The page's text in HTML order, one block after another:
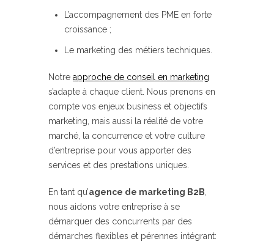
L’accompagnement des PME en forte
croissance ;
Le marketing des métiers techniques.
Notre approche de conseil en marketing
s’adapte à chaque client. Nous prenons en
compte vos enjeux business et objectifs
marketing, mais aussi la réalité de votre
marché, la concurrence et votre culture
d’entreprise pour vous apporter des
services et des prestations uniques.
En tant qu’agence de marketing B2B
nous aidons votre entreprise à se
démarquer des concurrents par des
démarches flexibles et pérennes intégrant: